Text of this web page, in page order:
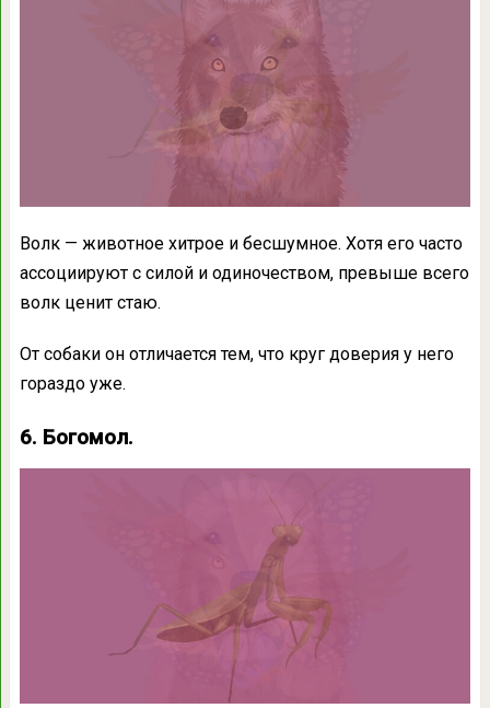
Волк — животное хитрое и бесшумное. Хотя его часто
ассоциируют с силой и одиночеством, превыше всего
волк ценит стаю.
От собаки он отличается тем, что круг доверия у него
гораздо уже.
6. Богомол.